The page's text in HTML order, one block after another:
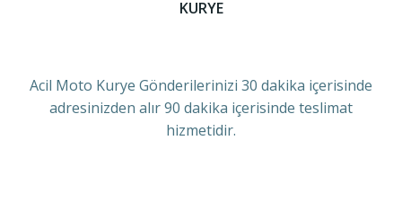
KURYE
Acil Moto Kurye Gönderilerinizi 30 dakika içerisinde
adresinizden alır 90 dakika içerisinde teslimat
hizmetidir.